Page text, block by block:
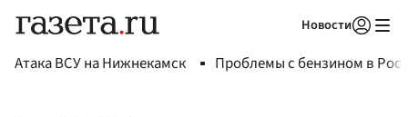
Новости
Атака ВСУ на Нижнекамск Проблемы с бензином в